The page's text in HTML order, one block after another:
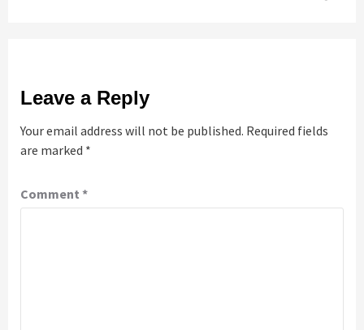
Leave a Reply
Your email address will not be published. Required fields
are marked *
Comment *